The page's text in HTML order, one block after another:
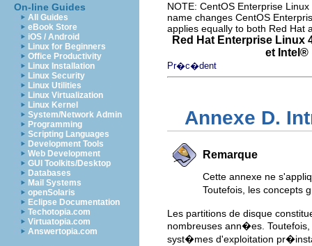
On-line Guides
All Guides
eBook Store
iOS / Android
Linux for Beginners
Office Productivity
Linux Installation
Linux Security
Linux Utilities
Linux Virtualization
Linux Kernel
System/Network Admin
Programming
Scripting Languages
Development Tools
Web Development
GUI Toolkits/Desktop
Databases
Mail Systems
openSolaris
Eclipse Documentation
Techotopia.com
Virtuatopia.com
Answertopia.com
NOTE: CentOS Enterprise
name changes CentOS
applies equally to both Red Hat
Red Hat Enterprise
et Intel ®
Pr�c�dent
Annexe D.
Remarque
Cette annexe ne
Toutefois, les concepts
Les partitions de disque
nombreuses ann�es.
syst�mes d'exploitation